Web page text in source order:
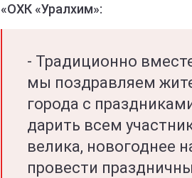
«ОХК «Уралхим»:
- Традиционно
мы поздравляем
города с
дарить всем
велика, новогоднее
провести